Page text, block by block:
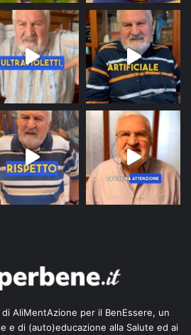
AliMentAzione per il BenEssere, un
e di (auto)educazione alla Salute ed ai